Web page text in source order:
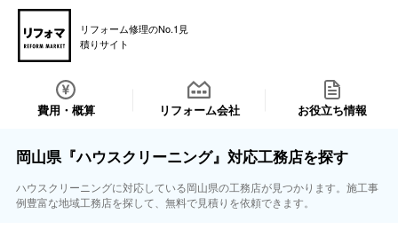
リフォーム修理のNo.1見
積りサイト
費用・概算 リフォーム会社 お役立ち情報
岡山県『ハウスクリーニング』対応工務店を探す
ハウスクリーニングに対応している岡山県の工務店が見つかります。施工事
例豊富な地域工務店を探して、無料で見積りを依頼できます。